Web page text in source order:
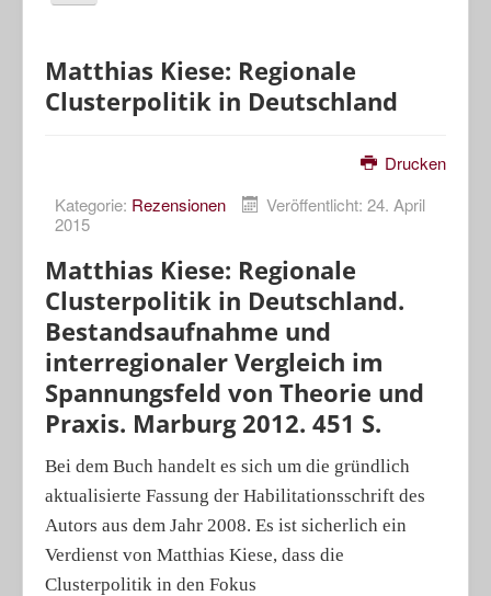
Rezensionen
Diskussionen
Geographische Revue
Matthias Kiese: Regionale
Clusterpolitik in Deutschland
Drucken
Kategorie: Rezensionen
Veröffentlicht: 24. April
2015
Matthias Kiese: Regionale
Clusterpolitik in Deutschland.
Bestandsaufnahme und
interregionaler Vergleich im
Spannungsfeld von Theorie und
Praxis. Marburg 2012. 451 S.
Bei dem Buch handelt es sich um die gründlich
aktualisierte Fassung der Habilitationsschrift des
Autors aus dem Jahr 2008. Es ist sicherlich ein
Verdienst von Matthias Kiese, dass die
Clusterpolitik in den Fokus